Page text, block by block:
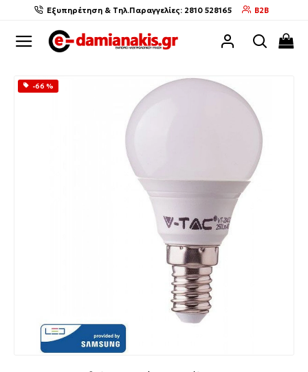
Εξυπηρέτηση & Τηλ.Παραγγελίες: 2810 528165 B2B
-66 %